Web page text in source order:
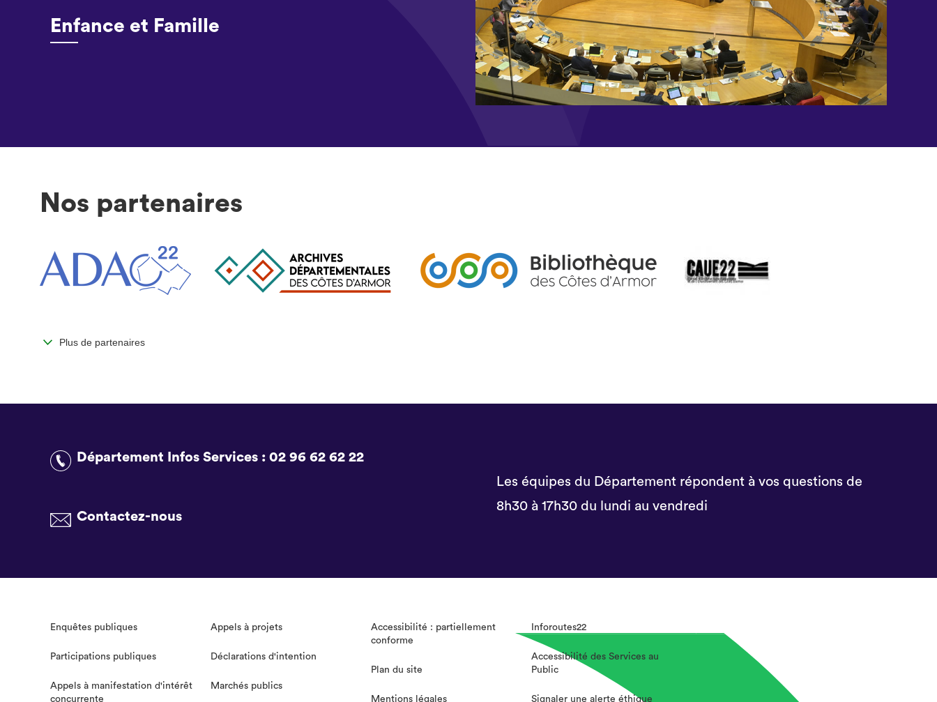
Enfance et Famille
Nos partenaires
Plus de partenaires
Département Infos Services : 02 96 62 62 22
Contactez-nous
Les équipes du Département répondent à vos questions de
8h30 à 17h30 du lundi au vendredi
Enquêtes publiques
Participations publiques
Appels à manifestation d'intérêt
concurrente
Appels à projets
Déclarations d'intention
Marchés publics
Accessibilité : partiellement
conforme
Plan du site
Mentions légales
Inforoutes22
Accessibilité des Services au
Public
Signaler une alerte éthique